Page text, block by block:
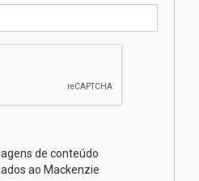
apresentação do Centro
artista brasileira
Mackenzie
nova edição da Feira
de conteúdo
ao Mackenzie